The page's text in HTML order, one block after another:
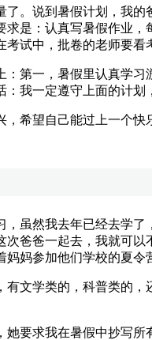
说到暑假计划，我的
是：认真写暑假作业
试中，批卷的老师要
一，暑假里认真学习
我一定遵守上面的计划
希望自己能过上一个快
然我去年已经去学了
爸爸一起去，我就可
妈参加他们学校的夏
学类的，科普类的，
求我在暑假中抄写所